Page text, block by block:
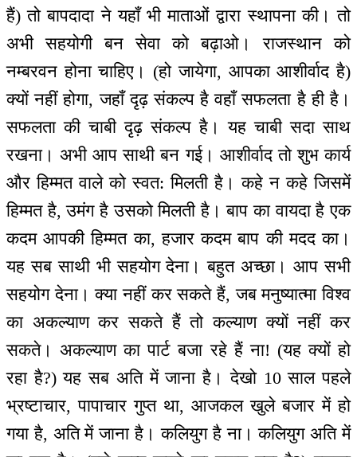
हैं) तो बापदादा ने यहाँ भी माताओं द्वारा स्थापना की। तो
अभी सहयोगी बन सेवा को बढ़ाओ। राजस्थान को
नम्बरवन होना चाहिए। (हो जायेगा, आपका आशीर्वाद है)
क्यों नहीं होगा, जहाँ दृढ़ संकल्प है वहाँ सफलता है ही है।
सफलता की चाबी दृढ़ संकल्प है। यह चाबी सदा साथ
रखना। अभी आप साथी बन गई। आशीर्वाद तो शुभ कार्य
और हिम्मत वाले को स्वत: मिलती है। कहे न कहे जिसमें
हिम्मत है, उमंग है उसको मिलती है। बाप का वायदा है एक
कदम आपकी हिम्मत का, हजार कदम बाप की मदद का।
यह सब साथी भी सहयोग देना। बहुत अच्छा। आप सभी
सहयोग देना। क्या नहीं कर सकते हैं, जब मनुष्यात्मा विश्व
का अकल्याण कर सकते हैं तो कल्याण क्यों नहीं कर
सकते। अकल्याण का पार्ट बजा रहे हैं ना! (यह क्यों हो
रहा है?) यह सब अति में जाना है। देखो 10 साल पहले
भ्रष्टाचार, पापाचार गुप्त था, आजकल खुले बजार में हो
गया है, अति में जाना है। कलियुग है ना। कलियुग अति में